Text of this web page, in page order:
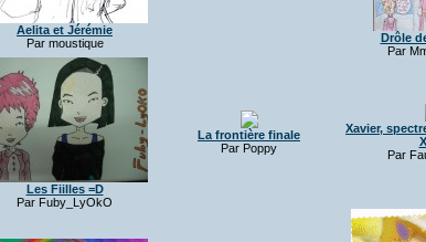
Aelita et Jérémie
Par moustique
Drôle
Par
Les Fiilles =D
Par Fuby_LyOkO
La frontière finale
Par Poppy
Xavier,
Par